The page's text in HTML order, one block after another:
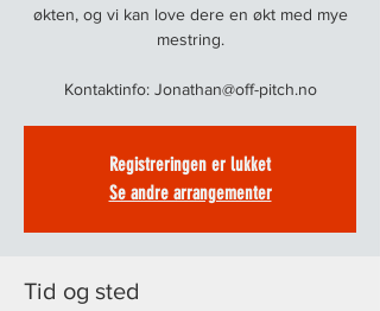
økten, og vi kan love dere en økt med mye
mestring.
Kontaktinfo: Jonathan@off-pitch.no
Registreringen er lukket
Se andre arrangementer
Tid og sted